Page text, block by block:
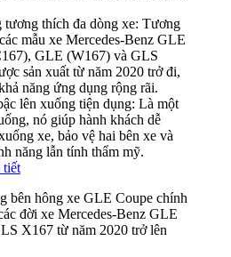
tương thích đa dòng xe: Tương
mẫu xe Mercedes-Benz GLE
GLE (W167) và GLS
sản xuất từ ​​năm 2020 trở đi,
năng ứng dụng rộng rãi.
lên xuống tiện dụng: Là một
nó giúp hành khách dễ
xe, bảo vệ hai bên xe và
năng lẫn tính thẩm mỹ.
tiết